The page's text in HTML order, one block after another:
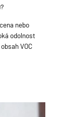
nebo
odolnost
VOC